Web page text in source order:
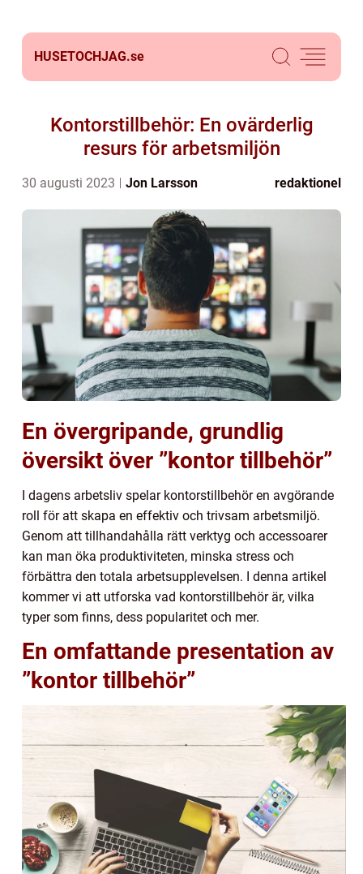
HUSETOCHJAG.se
Kontorstillbehör: En ovärderlig
resurs för arbetsmiljön
30 augusti 2023 Jon Larsson redaktionel
En övergripande, grundlig
översikt över ”kontor tillbehör”
I dagens arbetsliv spelar kontorstillbehör en avgörande
roll för att skapa en effektiv och trivsam arbetsmiljö.
Genom att tillhandahålla rätt verktyg och accessoarer
kan man öka produktiviteten, minska stress och
förbättra den totala arbetsupplevelsen. I denna artikel
kommer vi att utforska vad kontorstillbehör är, vilka
typer som finns, dess popularitet och mer.
En omfattande presentation av
”kontor tillbehör”